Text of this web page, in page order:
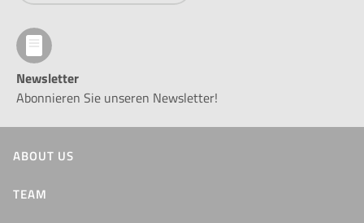
Newsletter
Abonnieren Sie unseren Newsletter!
ABOUT US
TEAM